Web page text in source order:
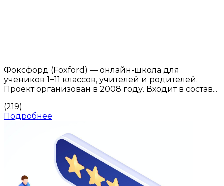
Фоксфорд (Foxford) — онлайн-школа для
учеников 1−11 классов, учителей и родителей.
Проект организован в 2008 году. Входит в состав...
(219)
Подробнее